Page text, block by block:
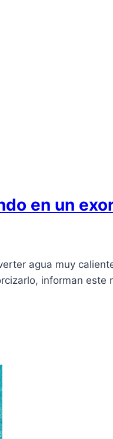
en un
agua muy
informan este